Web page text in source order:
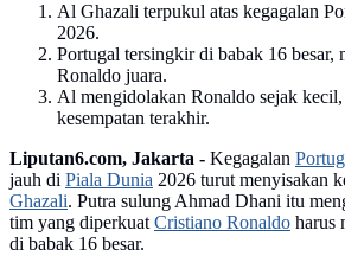
Al Ghazali terpukul atas kegagalan
2026.
Portugal tersingkir di babak 16 besar,
Ronaldo juara.
Al mengidolakan Ronaldo sejak
kesempatan terakhir.
Liputan6.com, Jakarta - Kegagalan
jauh di Piala Dunia 2026 turut menyisakan
Ghazali. Putra sulung Ahmad Dhani itu
tim yang diperkuatCristiano Ronaldo harus
di babak 16 besar.